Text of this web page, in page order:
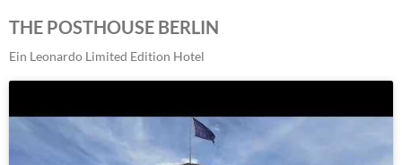
THE POSTHOUSE BERLIN
Ein Leonardo Limited Edition Hotel